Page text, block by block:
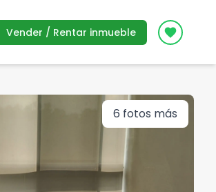
Vender / Rentar inmueble Icon
6 fotos más